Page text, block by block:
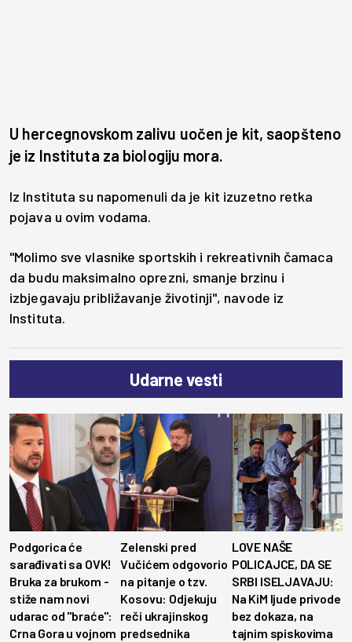
U hercegnovskom zalivu uočen je kit, saopšteno
je iz Instituta za biologiju mora.
Iz Instituta su napomenuli da je kit izuzetno retka
pojava u ovim vodama.
"Molimo sve vlasnike sportskih i rekreativnih čamaca
da budu maksimalno oprezni, smanje brzinu i
izbjegavaju približavanje životinji", navode iz
Instituta.
Udarne vesti
Podgorica će
sarađivati sa OVK!
Bruka za brukom -
stiže nam novi
udarac od "braće":
Crna Gora u vojnom
Zelenski pred
Vučićem odgovorio
na pitanje o tzv.
Kosovu: Odjekuju
reči ukrajinskog
predsednika
LOVE NAŠE
POLICAJCE, DA SE
SRBI ISELJAVAJU:
Na KiM ljude privode
bez dokaza, na
tajnim spiskovima